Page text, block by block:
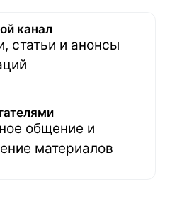
канал
статьи и анонсы
общение и
материалов